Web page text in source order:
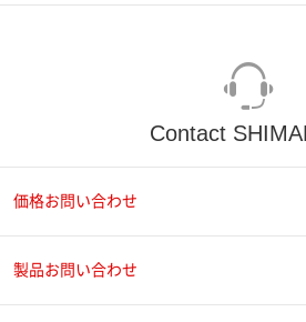
Contact
価格お問い合わせ
製品お問い合わせ